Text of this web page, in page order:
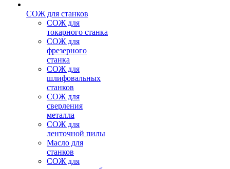
СОЖ для станков
СОЖ для
токарного станка
СОЖ для
фрезерного
станка
СОЖ для
шлифовальных
станков
СОЖ для
сверления
металла
СОЖ для
ленточной пилы
Масло для
станков
СОЖ для